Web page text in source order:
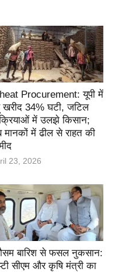
Procurement: यूपी में
खरीद 34% घटी, जटिल
में उलझे किसान;
मानकों में ढील से राहत की
23, 2026
बारिश से फसल नुकसान:
सीएम और कृषि मंत्री का